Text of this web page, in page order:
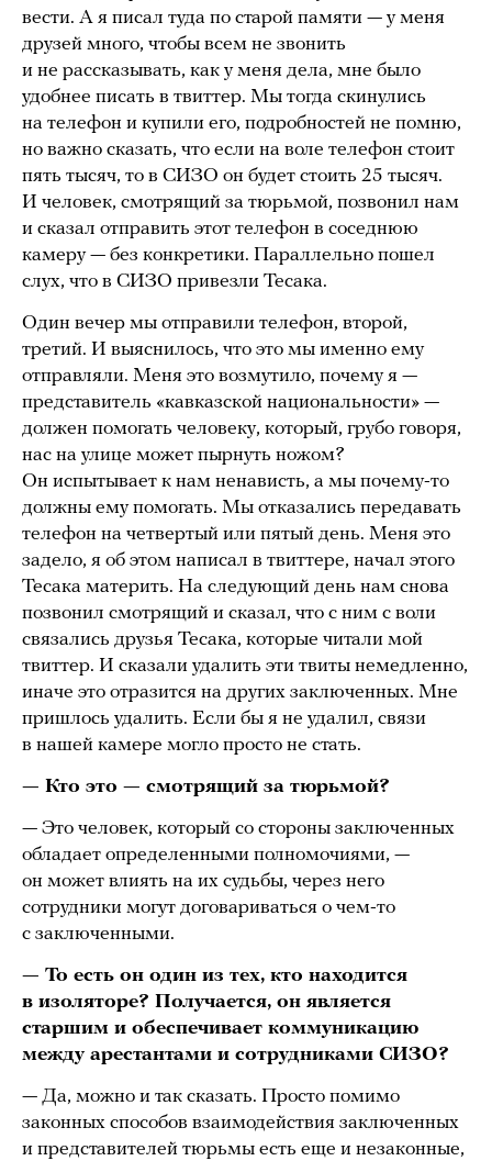
вести. А я писал туда по старой памяти — у меня
друзей много, чтобы всем не звонить
и не рассказывать, как у меня дела, мне было
удобнее писать в твиттер. Мы тогда скинулись
на телефон и купили его, подробностей не помню,
но важно сказать, что если на воле телефон стоит
пять тысяч, то в СИЗО он будет стоить 25 тысяч.
И человек, смотрящий за тюрьмой, позвонил нам
и сказал отправить этот телефон в соседнюю
камеру — без конкретики. Параллельно пошел
слух, что в СИЗО привезли Тесака.
Один вечер мы отправили телефон, второй,
третий. И выяснилось, что это мы именно ему
отправляли. Меня это возмутило, почему я —
представитель «кавказской национальности» —
должен помогать человеку, который, грубо говоря,
нас на улице может пырнуть ножом?
Он испытывает к нам ненависть, а мы почему-то
должны ему помогать. Мы отказались передавать
телефон на четвертый или пятый день. Меня это
задело, я об этом написал в твиттере, начал этого
Тесака материть. На следующий день нам снова
позвонил смотрящий и сказал, что с ним с воли
связались друзья Тесака, которые читали мой
твиттер. И сказали удалить эти твиты немедленно,
иначе это отразится на других заключенных. Мне
пришлось удалить. Если бы я не удалил, связи
в нашей камере могло просто не стать.
— Кто это — смотрящий за тюрьмой?
— Это человек, который со стороны заключенных
обладает определенными полномочиями, —
он может влиять на их судьбы, через него
сотрудники могут договариваться о чем-то
с заключенными.
— То есть он один из тех, кто находится
в изоляторе? Получается, он является
старшим и обеспечивает коммуникацию
между арестантами и сотрудниками СИЗО?
— Да, можно и так сказать. Просто помимо
законных способов взаимодействия заключенных
и представителей тюрьмы есть еще и незаконные,